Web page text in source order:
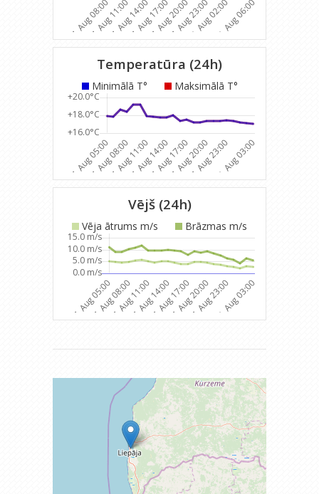
Temperatūra (24h)
Minimālā T° Maksimālā T°
Vējš (24h)
Vēja ātrums m/s Brāzmas m/s